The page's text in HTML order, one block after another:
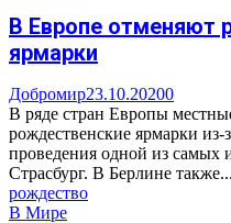
В Европе отменяют
ярмарки
Добромир23.10.20200
В ряде стран Европы
рождественские ярмарки из-
проведения одной из самых
Страсбург. В Берлине также...
рождество
В Мире